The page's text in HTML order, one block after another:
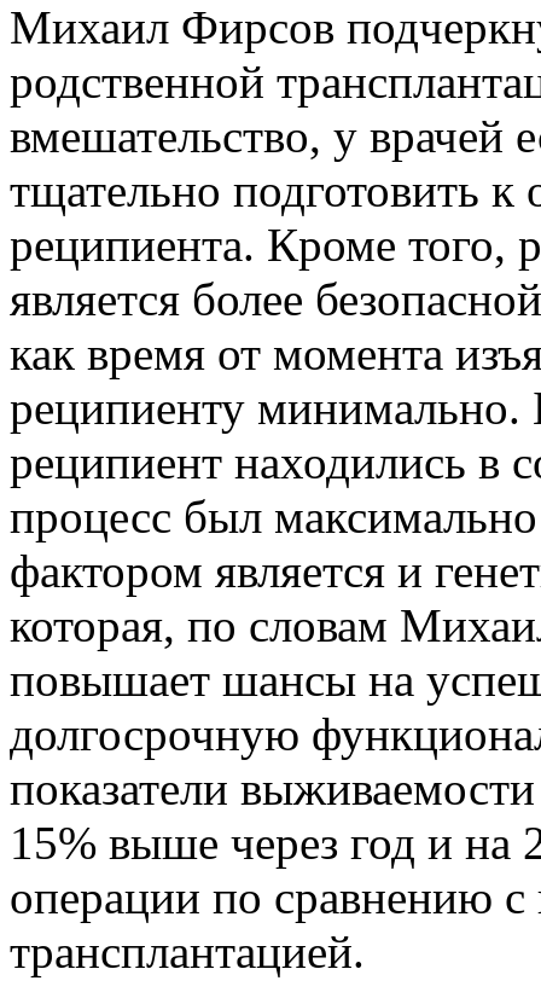
Михаил Фирсов
родственной
вмешательство, у врачей
тщательно подготовить к
реципиента. Кроме того,
является более
как время от момента
реципиенту минимально.
реципиент находились в
процесс был
фактором является и
которая, по словам
повышает шансы на
долгосрочную
показатели
15% выше через год и на
операции по сравнению с
трансплантацией.